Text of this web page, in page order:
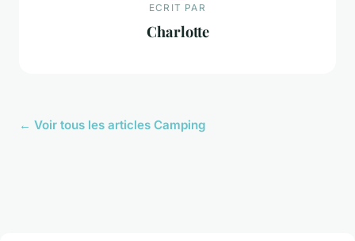
ECRIT PAR
Charlotte
← Voir tous les articles Camping